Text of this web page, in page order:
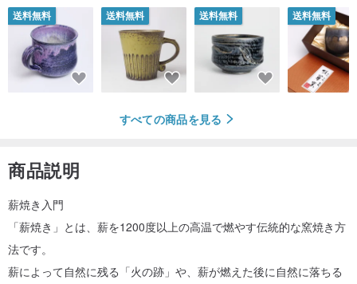
送料無料 送料無料 送料無料 送料無料
すべての商品を見る
商品説明
薪焼き入門
「薪焼き」とは、薪を1200度以上の高温で燃やす伝統的な窯焼き方
法です。
薪によって自然に残る「火の跡」や、薪が燃えた後に自然に落ちる